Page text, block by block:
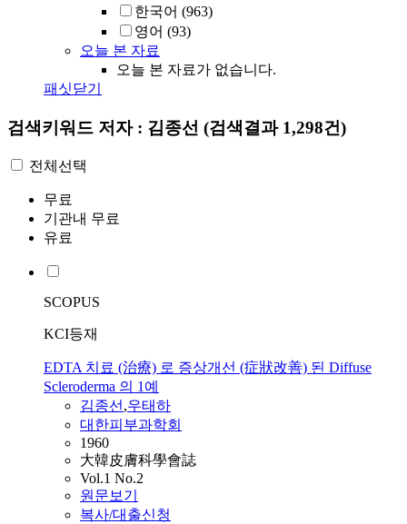
한국어 (963)
영어 (93)
오늘 본 자료
오늘 본 자료가 없습니다.
패싯닫기
검색키워드 저자 : 김종선 (검색결과 1,298건)
전체선택
무료
기관내 무료
유료
SCOPUS
KCI등재
EDTA 치료 (治療) 로 증상개선 (症狀改善) 된 Diffuse
Scleroderma 의 1예
김종선,우태하
대한피부과학회
1960
大韓皮膚科學會誌
Vol.1 No.2
원문보기
복사/대출신청